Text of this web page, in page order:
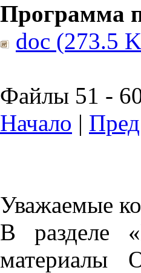
Программа
doc (273.5
Файлы 51 -
Начало |
Уважаемые
В разделе
материалы